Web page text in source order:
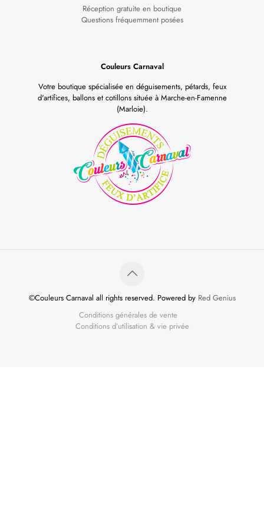
Réception gratuite en boutique
Questions fréquemment posées
Couleurs Carnaval
Votre boutique spécialisée en déguisements, pétards, feux
d'artifices, ballons et cotillons située à Marche-en-Famenne
(Marloie).
©Couleurs Carnaval all rights reserved. Powered by Red Genius
Conditions générales de vente
Conditions d’utilisation & vie privée